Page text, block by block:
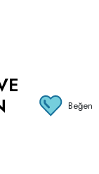
Beğen